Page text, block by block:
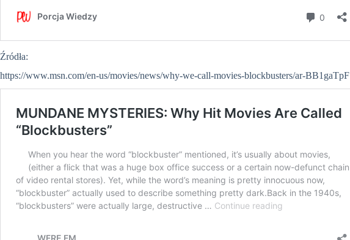
Źródła:
https://www.msn.com/en-us/movies/news/why-we-call-movies-blockbusters/ar-BB1gaTpF